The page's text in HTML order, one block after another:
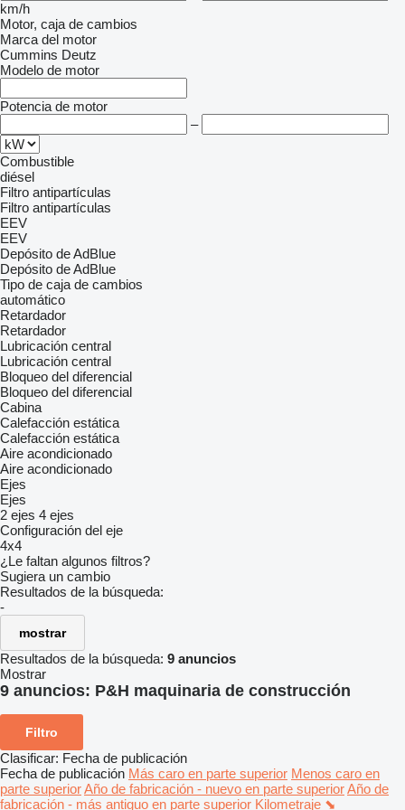
km/h
Motor, caja de cambios
Marca del motor
Cummins Deutz
Modelo de motor
Potencia de motor
–
Combustible
diésel
Filtro antipartículas
Filtro antipartículas
EEV
EEV
Depósito de AdBlue
Depósito de AdBlue
Tipo de caja de cambios
automático
Retardador
Retardador
Lubricación central
Lubricación central
Bloqueo del diferencial
Bloqueo del diferencial
Cabina
Calefacción estática
Calefacción estática
Aire acondicionado
Aire acondicionado
Ejes
Ejes
2 ejes 4 ejes
Configuración del eje
4x4
¿Le faltan algunos filtros?
Sugiera un cambio
Resultados de la búsqueda:
-
mostrar
Resultados de la búsqueda: 9 anuncios
Mostrar
9 anuncios: P&H maquinaria de construcción
Filtro
Clasificar: Fecha de publicación
Fecha de publicación Más caro en parte superior Menos caro en
parte superiorAño de fabricación - nuevo en parte superiorAño de
fabricación - más antiguo en parte superior Kilometraje ⬊